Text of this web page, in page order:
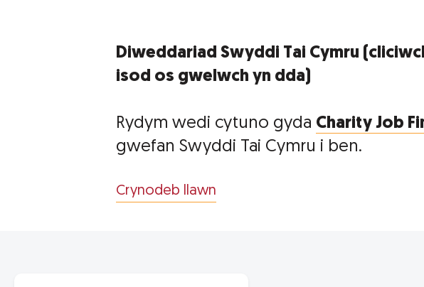
Diweddariad Swyddi Tai Cymru
isod os gwelwch yn dda)
Rydym wedi cytuno gyda Charity Job
gwefan Swyddi Tai Cymru i ben.
Crynodeb llawn